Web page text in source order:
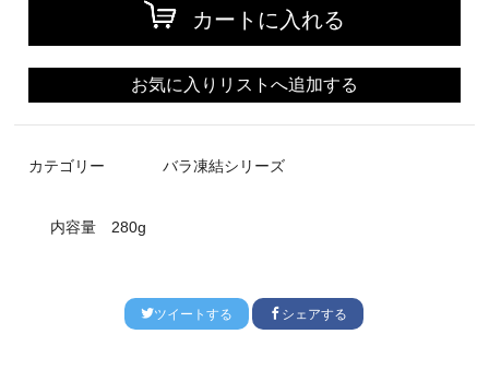
カートに入れる
お気に入りリストへ追加する
カテゴリー バラ凍結シリーズ
内容量 280g
ツイートする シェアする